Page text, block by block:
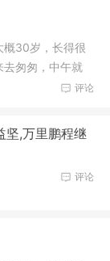
概30岁，长得很
去匆匆，中午就
评论
坚,万里鹏程继
评论